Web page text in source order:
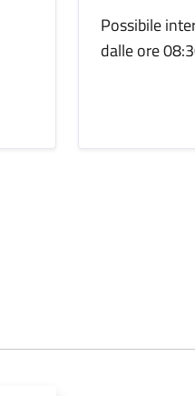
Possibile
dalle ore